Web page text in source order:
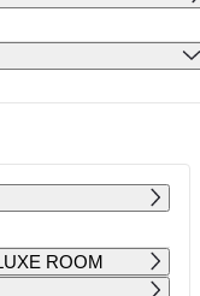
PÁ SO NE
50 699 60 699
ROOM